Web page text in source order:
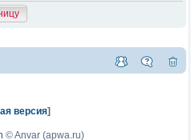
версия]
©Anvar (apwa.ru)